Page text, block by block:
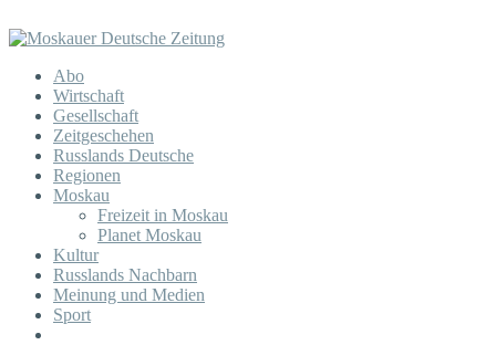
Abo
Wirtschaft
Gesellschaft
Zeitgeschehen
Russlands Deutsche
Regionen
Moskau
Freizeit in Moskau
Planet Moskau
Kultur
Russlands Nachbarn
Meinung und Medien
Sport